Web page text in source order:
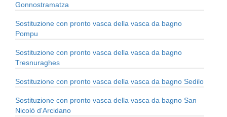
Gonnostramatza
Sostituzione con pronto vasca della vasca da bagno
Pompu
Sostituzione con pronto vasca della vasca da bagno
Tresnuraghes
Sostituzione con pronto vasca della vasca da bagno Sedilo
Sostituzione con pronto vasca della vasca da bagno San
Nicolò d'Arcidano